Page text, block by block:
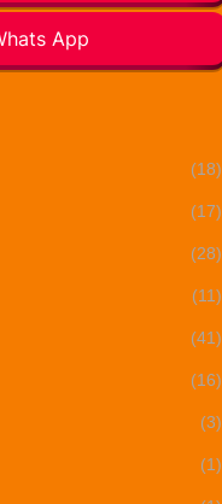
App
(18)
(17)
(28)
(11)
(41)
(16)
(3)
(1)